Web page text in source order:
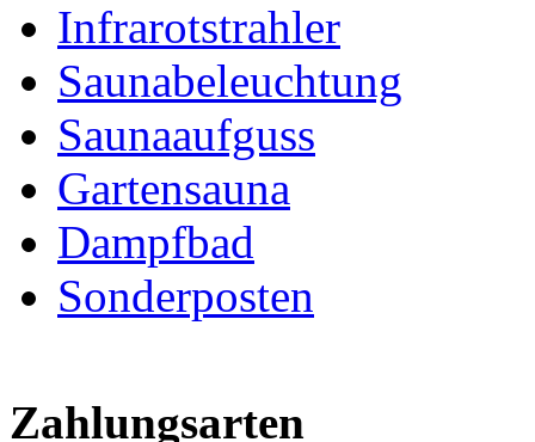
Infrarotstrahler
Saunabeleuchtung
Saunaaufguss
Gartensauna
Dampfbad
Sonderposten
Zahlungsarten